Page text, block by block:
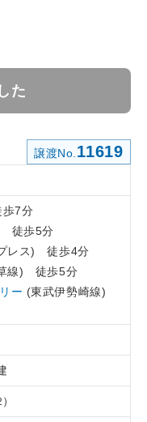
た
譲渡No. 11619
7分
徒歩5分
レス) 徒歩4分
線) 徒歩5分
ー (東武伊勢崎線)
）